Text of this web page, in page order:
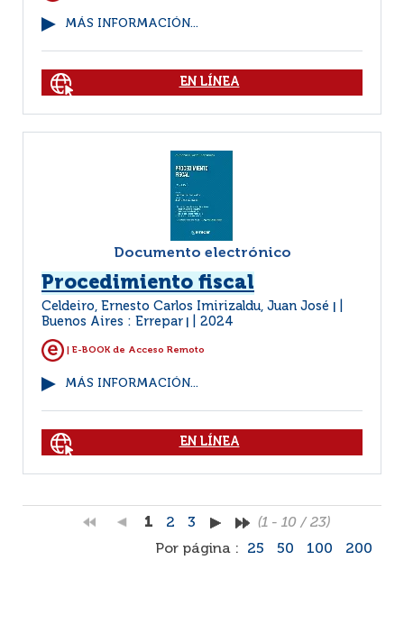
MÁS INFORMACIÓN...
EN LÍNEA
Documento electrónico
Procedimiento fiscal
Celdeiro, Ernesto Carlos Imirizaldu, Juan José
Buenos Aires : Errepar 2024
| E-BOOK de Acceso Remoto
MÁS INFORMACIÓN...
EN LÍNEA
1 2 3
(1 - 10 / 23)
Por página :
25 50 100 200